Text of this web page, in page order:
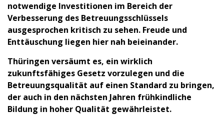
notwendige Investitionen im Bereich der
Verbesserung des Betreuungsschlüssels
ausgesprochen kritisch zu sehen. Freude und
Enttäuschung liegen hier nah beieinander.
Thüringen versäumt es, ein wirklich
zukunftsfähiges Gesetz vorzulegen und die
Betreuungsqualität auf einen Standard zu bringen,
der auch in den nächsten Jahren frühkindliche
Bildung in hoher Qualität gewährleistet.